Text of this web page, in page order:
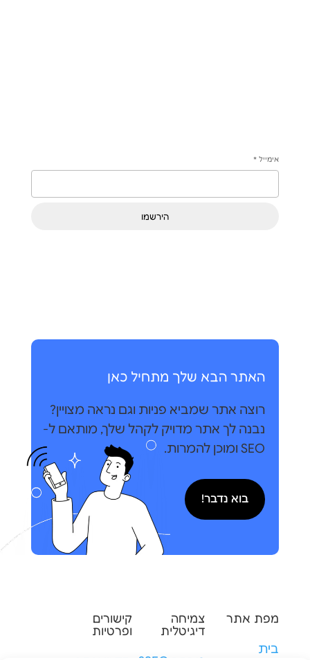
אימייל *
הירשמו
האתר הבא שלך מתחיל כאן
רוצה אתר שמביא פניות וגם נראה מצויין?
נבנה לך אתר מדויק לקהל שלך, מותאם ל-
SEO ומוכן להמרות.
בוא נדבר!
מפת אתר
בית
צמיחה
דיגיטלית
קישורים
ופרטיות